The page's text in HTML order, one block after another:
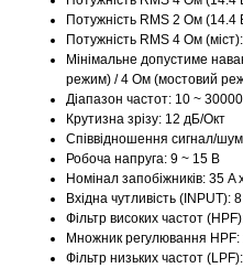
Потужність RMS 2 Ом (14.4
Потужність RMS 4 Ом
Мінімальне допустиме
режим) / 4 Ом (мостовий
Діапазон частот: 10 ~
Крутизна зрізу: 12 дБ/Окт
Співвідношення сигнал/
Робоча напруга: 9 ~ 15 В
Номінал запобіжників: 35 A
Вхідна чутливість (INPUT):
Фільтр високих частот
Множник регулювання HPF:
Фільтр низьких частот